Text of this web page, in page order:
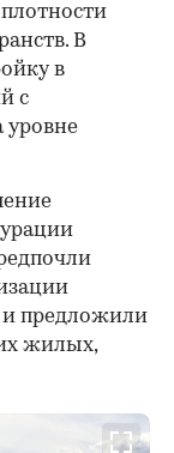
В
в
с
уровне
и предложили
жилых,